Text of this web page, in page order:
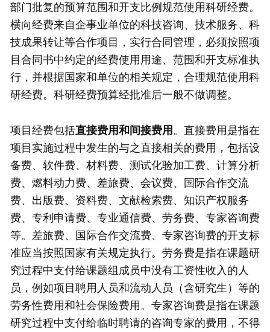
部门批复的预算范围和开支比例规范使用科研经费。
横向经费来自企事业单位的科技咨询、技术服务、科
技成果转让等合作项目，实行合同管理，必须按照项
目合同书中约定的经费使用用途、范围和开支标准执
行，并根据国家和单位的相关规定，合理规范使用科
研经费。科研经费预算经批准后一般不做调整。
项目经费包括直接费用和间接费用 。直接费用是指在
项目实施过程中发生的与之直接相关的费用，包括设
备费、软件费、材料费、测试化验加工费、计算分析
费、燃料动力费、差旅费、会议费、国际合作交流
费、出版费、资料费、文献检索费、知识产权服务
费、专利申请费、专业通信费、劳务费、专家咨询费
等。差旅费、国际合作交流费、专家咨询费的开支标
准应当按照国家有关规定执行。劳务费是指在课题研
究过程中支付给课题组成员中没有工资性收入的人
员，例如项目聘用人员和流动人员（含研究生）等的
劳务性费用和社会保险费用。专家咨询费是指在课题
研究过程中支付给临时聘请的咨询专家的费用，不得